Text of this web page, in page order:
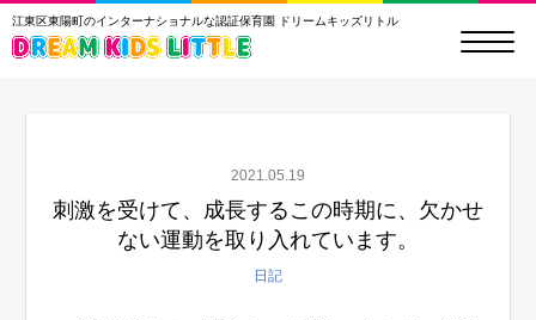
江東区東陽町のインターナショナルな認証保育園 ドリームキッズリトル
2021.05.19
刺激を受けて、成長するこの時期に、欠かせ
ない運動を取り入れています。
日記